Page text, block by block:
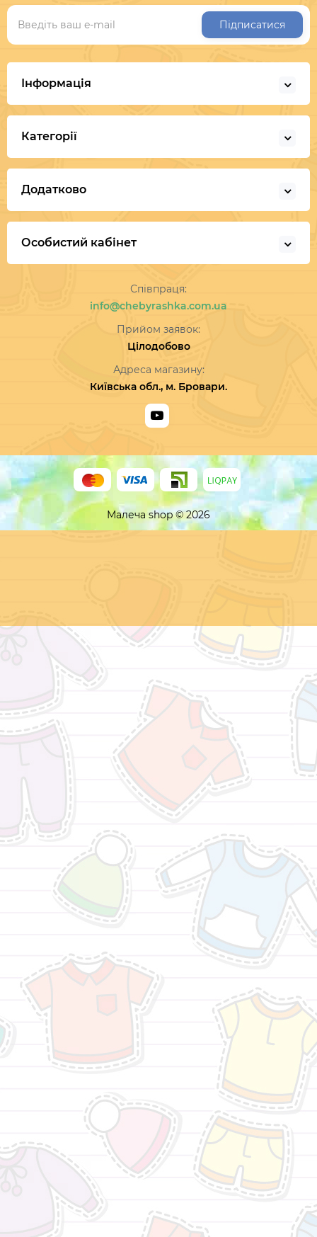
Підписатися
Інформація
Категорії
Додатково
Особистий кабінет
Співпраця:
info@chebyrashka.com.ua
Прийом заявок:
Цілодобово
Адреса магазину:
Київська обл., м. Бровари.
Малеча shop © 2026